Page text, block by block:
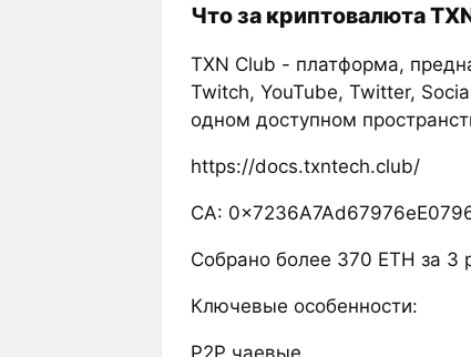
Что за криптовалюта
TXN Club - платформа,
Twitch, YouTube, Twitter,
одном доступном
https://docs.txntech.club/
CA:
Собрано более 370 ETH за 3
Ключевые особенности: